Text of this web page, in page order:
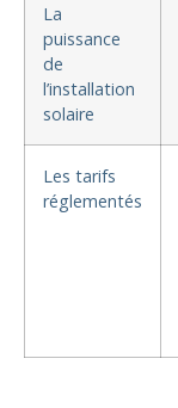
La
puissance
de
l’installation
solaire
Les tarifs
réglementés